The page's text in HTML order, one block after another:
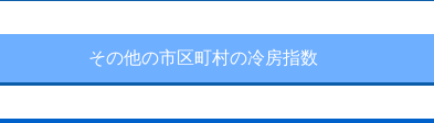
その他の市区町村の冷房指数